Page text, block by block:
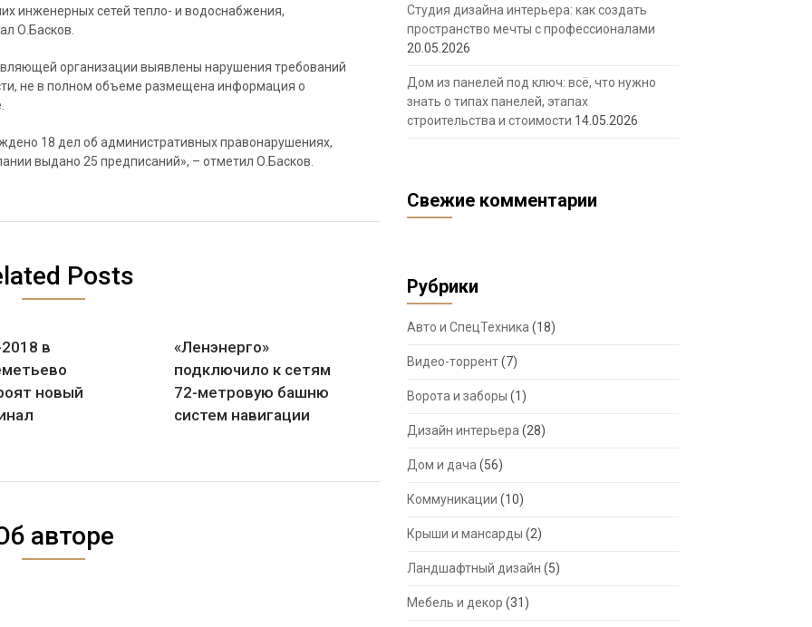
инженерных сетей тепло- и водоснабжения,
О.Басков.
организации выявлены нарушения требований
не в полном объеме размещена информация о
18 дел об административных правонарушениях,
выдано 25 предписаний», – отметил О.Басков.
Posts
в
новый
«Ленэнерго»
подключило к сетям
72-метровую башню
систем навигации
авторе
Студия дизайна интерьера: как создать
пространство мечты с профессионалами
20.05.2026
Дом из панелей под ключ: всё, что нужно
знать о типах панелей, этапах
строительства и стоимости 14.05.2026
Свежие комментарии
Рубрики
Авто и СпецТехника (18)
Видео-торрент(7)
Ворота и заборы (1)
Дизайн интерьера (28)
Дом и дача (56)
Коммуникации (10)
Крыши и мансарды (2)
Ландшафтный дизайн (5)
Мебель и декор (31)